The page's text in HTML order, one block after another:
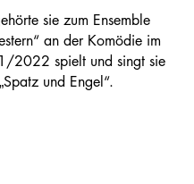
sie zum Ensemble
an der Komödie im
2022 spielt und singt sie
und Engel“.